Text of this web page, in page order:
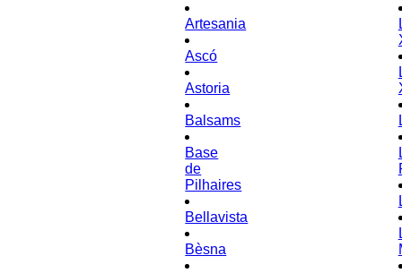
Artesania
Ascó
Astoria
Balsams
Base
de
Pilhaires
Bellavista
Bèsna